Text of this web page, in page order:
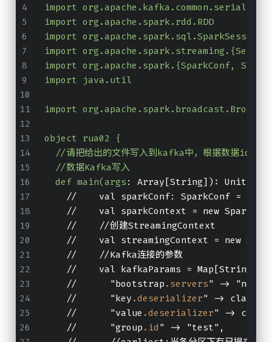
import
import org.apache.spark.rdd.RDD
import org.apache.spark.sql.SparkSession
import
import org.apache.spark.{SparkConf,
import java.util
import
object rua02 {
//请把给出的文件写入到kafka中，根据数据id进行
  //数据Kafka写入
  def main(args
: Array[String]): Unit = {
//    val sparkConf: SparkConf = new
//    val sparkContext = new
    //    //创建StreamingContext
//    val streamingContext = new
    //    //Kafka连接的参数
//    val kafkaParams = Map[String,
    //      "bootstrap
.servers" ->
    //      "key
.deserializer" ->
    //      "value
.deserializer" ->
    //      "group
.id " -> "test",